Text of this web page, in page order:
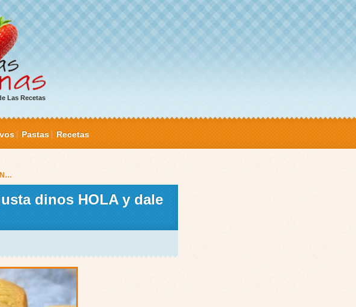
Las Recetas
Pastas Recetas
dinos HOLA y dale